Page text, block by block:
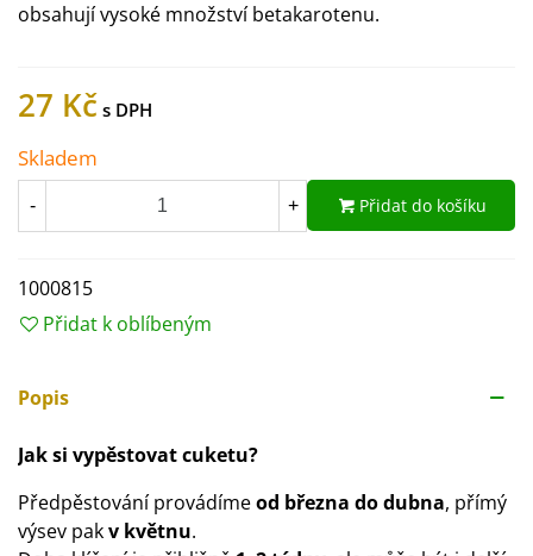
obsahují vysoké množství betakarotenu.
27 Kč
Skladem
- + Přidat do košíku
1000815
Přidat k oblíbeným
Popis
Jak si vypěstovat cuketu?
Předpěstování provádímeod března do dubna, přímý
výsev pakv květnu.